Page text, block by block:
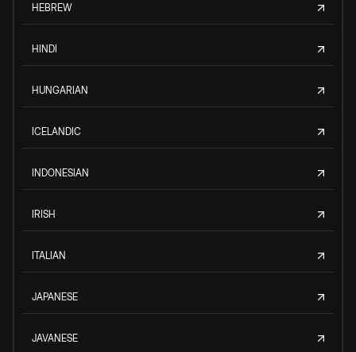
HEBREW
HINDI
HUNGARIAN
ICELANDIC
INDONESIAN
IRISH
ITALIAN
JAPANESE
JAVANESE